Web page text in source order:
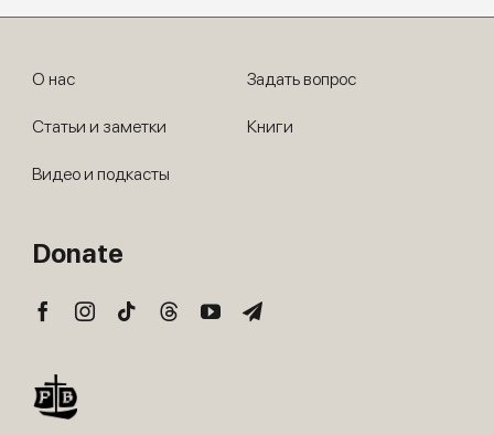
О нас
Статьи и заметки
Видео и подкасты
Задать вопрос
Книги
Donate